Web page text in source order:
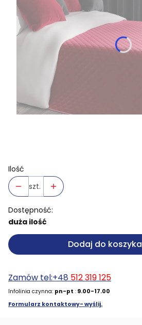
Ilość
szt.
Dostępność:
duża ilość
Dodaj do koszyka
Zamów tel:+48 512 319 125
Infolinia czynna: pn-pt : 9.00-17.00
Formularz kontaktowy- wyślij.